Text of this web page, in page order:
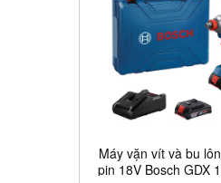
Máy vặn vít và bu lông
pin 18V Bosch GDX